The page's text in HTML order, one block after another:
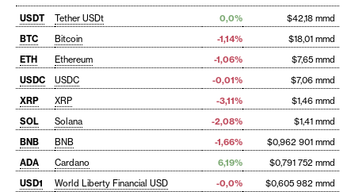
USDT Tether USDt 0,0%
$42,18 mmd
BTC
Bitcoin -1,14%
$18,01 mmd
ETH
Ethereum -1,06%
$7,65 mmd
USDC
USDC -0,01%
$7,06 mmd
XRP
XRP -3,11%
$1,46 mmd
SOL
Solana -2,08%
$1,41 mmd
BNB
BNB -1,66%
$0,962 901 mmd
ADA
Cardano 6,19%
$0,791 752 mmd
USD1
World Liberty Financial USD -0,0%
$0,605 982 mmd